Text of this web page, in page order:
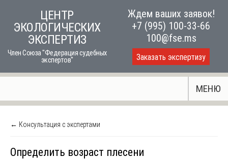
content
ЦЕНТР
ЭКОЛОГИЧЕСКИХ
ЭКСПЕРТИЗ
Член Союза "Федерация судебных
экспертов"
Ждем ваших заявок!
+7 (995) 100-33-66
100@fse.ms
Заказать экспертизу
МЕНЮ
← Консультация с экспертами
Определить возраст плесени